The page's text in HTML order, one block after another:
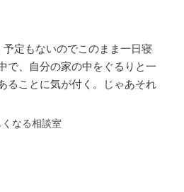
定もないのでこのまま一日寝
で、自分の家の中をぐるりと一
ることに気が付く。じゃあそれ
なる相談室